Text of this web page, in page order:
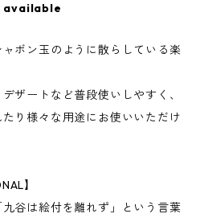
ボン玉のように散らしている楽
ザートなど普段使いしやすく、
り様々な用途にお使いいただけ
】
谷は絵付を離れず」という言葉